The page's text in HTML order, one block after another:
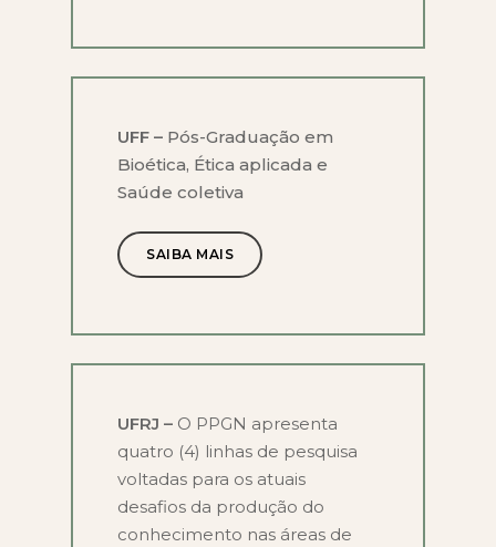
UFF – Pós-Graduação em
Bioética, Ética aplicada e
Saúde coletiva
SAIBA MAIS
UFRJ – O PPGN apresenta
quatro (4) linhas de pesquisa
voltadas para os atuais
desafios da produção do
conhecimento nas áreas de